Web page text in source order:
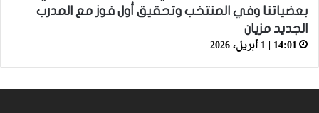
بعضياتنا وفي المنتخب وتحقيق أول فوز مع المدرب
الجديد مزيان
14:01 | 1 أبريل، 2026